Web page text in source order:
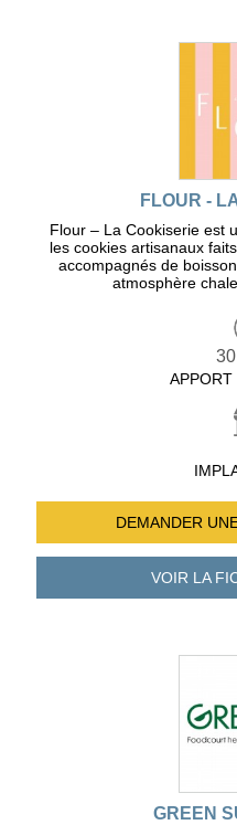
FLOUR -
Flour – La Cookiserie est
les cookies artisanaux
accompagnés de
atmosphère
APPORT
DEMANDER
VOIR LA
GREEN